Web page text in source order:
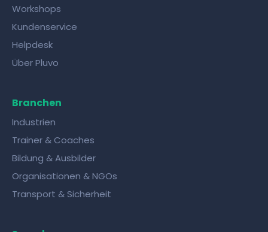
Workshops
Kundenservice
Helpdesk
Über Pluvo
Branchen
Industrien
Trainer & Coaches
Bildung & Ausbilder
Organisationen & NGOs
Transport & Sicherheit